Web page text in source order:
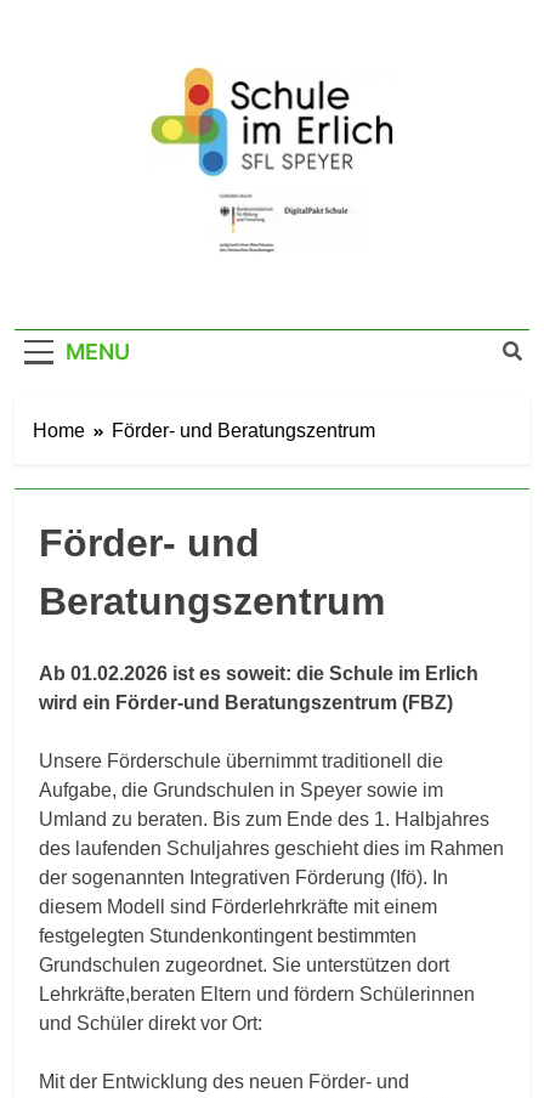
Erlich Speyer
MENU
Home Förder- und Beratungszentrum
Förder- und
Beratungszentrum
Ab 01.02.2026 ist es soweit: die Schule im Erlich
wird ein Förder-und Beratungszentrum (FBZ)
Unsere Förderschule übernimmt traditionell die
Aufgabe, die Grundschulen in Speyer sowie im
Umland zu beraten. Bis zum Ende des 1. Halbjahres
des laufenden Schuljahres geschieht dies im Rahmen
der sogenannten Integrativen Förderung (Ifö). In
diesem Modell sind Förderlehrkräfte mit einem
festgelegten Stundenkontingent bestimmten
Grundschulen zugeordnet. Sie unterstützen dort
Lehrkräfte,beraten Eltern und fördern Schülerinnen
und Schüler direkt vor Ort:
Mit der Entwicklung des neuen Förder- und